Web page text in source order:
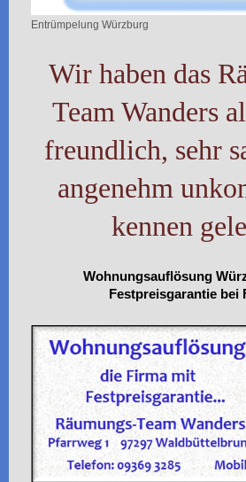
Entrümpelung Würzburg
Wir haben das
Team Wanders
freundlich, sehr
angenehm
kennen
Wohnungsauflösung
Festpreisgarantie bei